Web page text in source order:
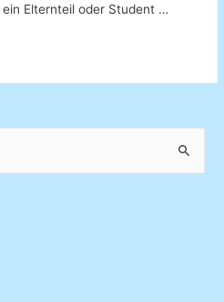
Elternteil oder Student …